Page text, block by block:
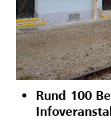
Rund 100